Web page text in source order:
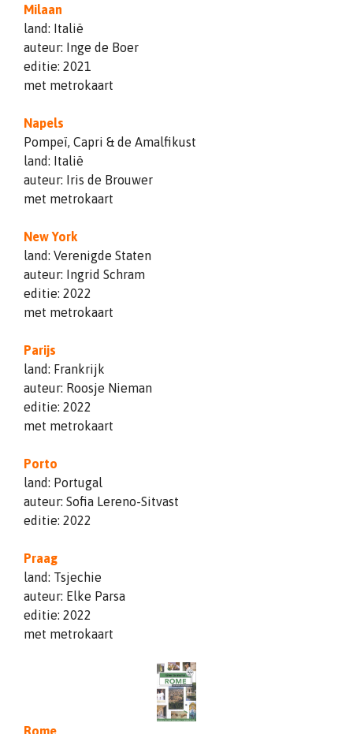
Milaan
land: Italië
auteur: Inge de Boer
editie: 2021
met metrokaart
Napels
Pompeï, Capri & de Amalfikust
land: Italië
auteur: Iris de Brouwer
met metrokaart
New York
land: Verenigde Staten
auteur: Ingrid Schram
editie: 2022
met metrokaart
Parijs
land: Frankrijk
auteur: Roosje Nieman
editie: 2022
met metrokaart
Porto
land: Portugal
auteur: Sofia Lereno-Sitvast
editie: 2022
Praag
land: Tsjechie
auteur: Elke Parsa
editie: 2022
met metrokaart